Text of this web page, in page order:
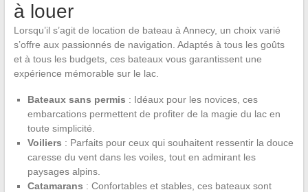
à louer
Lorsqu’il s’agit de location de bateau à Annecy, un choix varié
s’offre aux passionnés de navigation. Adaptés à tous les goûts
et à tous les budgets, ces bateaux vous garantissent une
expérience mémorable sur le lac.
Bateaux sans permis : Idéaux pour les novices, ces
embarcations permettent de profiter de la magie du lac en
toute simplicité.
Voiliers : Parfaits pour ceux qui souhaitent ressentir la douce
caresse du vent dans les voiles, tout en admirant les
paysages alpins.
Catamarans : Confortables et stables, ces bateaux sont